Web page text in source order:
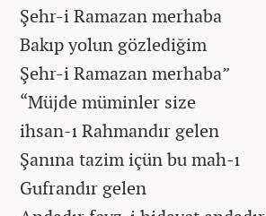
Şehr-i Ramazan merhaba
Bakıp yolun gözlediğim
Şehr-i Ramazan merhaba”
“Müjde müminler size
ihsan-ı Rahmandır gelen
Şanına tazim içün bu mah-ı
Gufrandır gelen